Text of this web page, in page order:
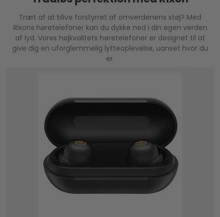
Træt af at blive forstyrret af omverdenens støj? Med
Rixons høretelefoner kan du dykke ned i din egen verden
af lyd. Vores højkvalitets høretelefoner er designet til at
give dig en uforglemmelig lytteoplevelse, uanset hvor du
er.